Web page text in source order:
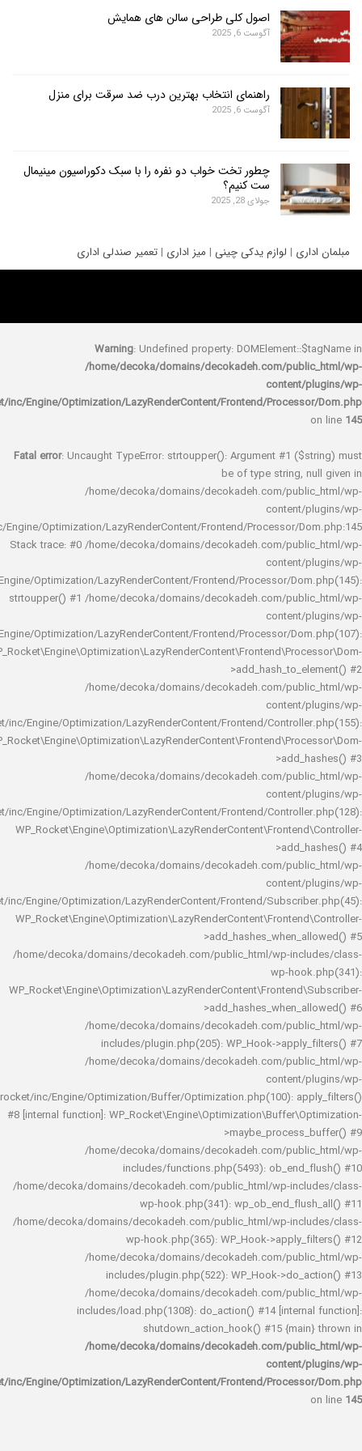
اصول کلی طراحی سالن های همایش
آگوست 6, 2025
راهنمای انتخاب بهترین درب ضد سرقت برای منزل
آگوست 6, 2025
چطور تخت خواب دو نفره را با سبک دکوراسیون مینیمال
ست کنیم؟
جولای 28, 2025
|لوازم یدکی چینی|میز اداری| تعمیر صندلی اداری
Warning: Undefined property:
/home/decoka/domains/decokadeh.com/
rocket/inc/Engine/Optimization/LazyRenderContent/Frontend/
Fatal error : Uncaught TypeError: strtoupper(): Argument #1
be of type string,
/home/decoka/domains/decokadeh.com/
rocket/inc/Engine/Optimization/LazyRenderContent/Frontend/Processor/
Stack trace: #0 /home/decoka/domains/decokadeh.com/
rocket/inc/Engine/Optimization/LazyRenderContent/Frontend/Processor/
strtoupper() #1 /home/decoka/domains/decokadeh.com/
rocket/inc/Engine/Optimization/LazyRenderContent/Frontend/Processor/
/home/decoka/domains/decokadeh.com/
rocket/inc/Engine/Optimization/LazyRenderContent/Frontend/
/home/decoka/domains/decokadeh.com/
rocket/inc/Engine/Optimization/LazyRenderContent/Frontend/
/home/decoka/domains/decokadeh.com/
rocket/inc/Engine/Optimization/LazyRenderContent/Frontend/
/home/decoka/domains/decokadeh.com/public_html/wp-
wp-
/home/decoka/domains/decokadeh.com/
includes/plugin.php(205): WP_Hook-
/home/decoka/domains/decokadeh.com/
rocket/inc/Engine/Optimization/Buffer/Optimization.php(100):
#8 [internal function]:
/home/decoka/domains/decokadeh.com/
includes/functions.php(5493):
/home/decoka/domains/decokadeh.com/public_html/wp-
wp-hook.php(341):
/home/decoka/domains/decokadeh.com/public_html/wp-
wp-hook.php(365): WP_Hook-
/home/decoka/domains/decokadeh.com/
includes/plugin.php(522): WP_Hook-
/home/decoka/domains/decokadeh.com/
includes/load.php(1308): do_action() #14
shutdown_action_hook() #15
/home/decoka/domains/decokadeh.com/
rocket/inc/Engine/Optimization/LazyRenderContent/Frontend/